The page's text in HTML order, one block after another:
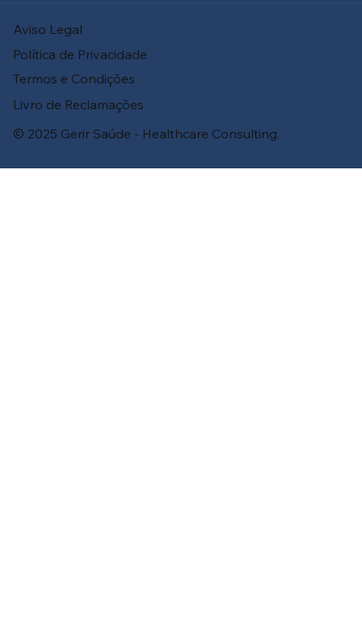
Aviso Legal
Política de Privacidade
Termos e Condições
Livro de Reclamações
© 2025 Gerir Saúde - Healthcare Consulting.